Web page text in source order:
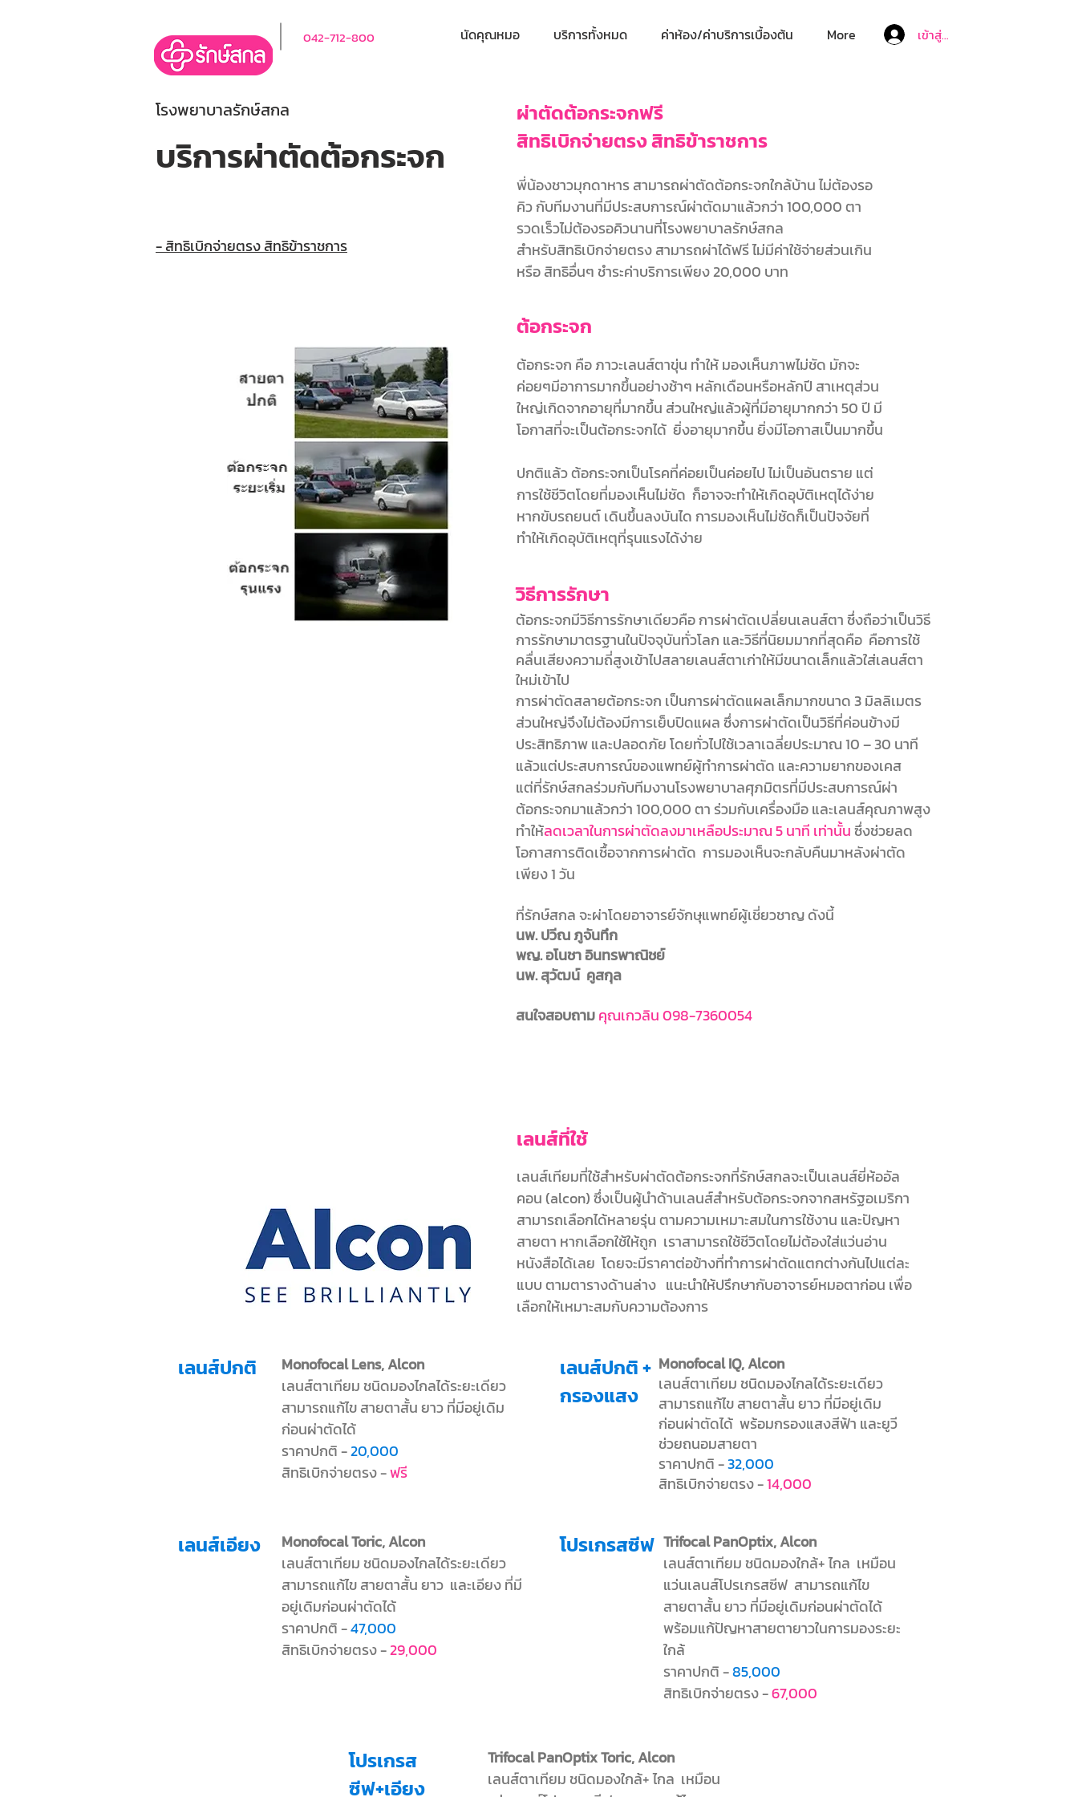
042-712-800 นัดคุณหมอ บริการทั้งหมด ค่าห้อง/ค่าบริการเบื้องต้น More เข้าสู่ระบบ
โรงพยาบาลรักษ์สกล
บริการผ่าตัดต้อกระจก
- สิทธิเบิกจ่ายตรง สิทธิข้าราชการ
ผ่าตัดต้อกระจกฟรี
สิทธิเบิกจ่ายตรง สิทธิข้าราชการ
พี่น้องชาวมุกดาหาร สามารถผ่าตัดต้อกระจกใกล้บ้าน ไม่ต้องรอ
คิวกับทีมงานที่มีประสบการณ์ผ่าตัดมาแล้วกว่า 100,000 ตา
รวดเร็วไม่ต้องรอคิวนานที่โรงพยาบาลรักษ์สกล
สำหรับสิทธิเบิกจ่ายตรง สามารถผ่าได้ฟรี ไม่มีค่าใช้จ่ายส่วนเกิน
หรือ สิทธิอื่นๆ ชำระค่าบริการเพียง 20,000 บาท
ต้อกระจก
ต้อกระจก คือ ภาวะเลนส์ตาขุ่น ทำให้ มองเห็นภาพไม่ชัด มักจะ
ค่อยๆมีอาการมากขึ้นอย่างช้าๆ หลักเดือนหรือหลักปี สาเหตุส่วน
ใหญ่เกิดจากอายุที่มากขึ้น ส่วนใหญ่แล้วผู้ที่มีอายุมากกว่า 50 ปี มี
โอกาสที่จะเป็นต้อกระจกได้ ยิ่งอายุมากขึ้น ยิ่งมีโอกาสเป็นมากขึ้น
ปกติแล้ว ต้อกระจกเป็นโรคที่ค่อยเป็นค่อยไป ไม่เป็นอันตราย แต่
การใช้ชีวิตโดยที่มองเห็นไม่ชัด ก็อาจจะทำให้เกิดอุบัติเหตุได้ง่าย
หากขับรถยนต์ เดินขึ้นลงบันได การมองเห็นไม่ชัดก็เป็นปัจจัยที่
ทำให้เกิดอุบัติเหตุที่รุนแรงได้ง่าย
วิธีการรักษา
ต้อกระจกมีวิธีการรักษาเดียวคือ การผ่าตัดเปลี่ยนเลนส์ตา ซึ่งถือว่าเป็นวิธี
การรักษามาตรฐานในปัจจุบันทั่วโลก และวิธีที่นิยมมากที่สุดคือ คือการใช้
คลื่นเสียงความถี่สูงเข้าไปสลายเลนส์ตาเก่าให้มีขนาดเล็กแล้วใส่เลนส์ตา
ใหม่เข้าไป
การผ่าตัดสลายต้อกระจก เป็นการผ่าตัดแผลเล็กมากขนาด 3 มิลลิเมตร
ส่วนใหญ่จึงไม่ต้องมีการเย็บปิดแผล ซึ่งการผ่าตัดเป็นวิธีที่ค่อนข้างมี
ประสิทธิภาพ และปลอดภัย โดยทั่วไปใช้เวลาเฉลี่ยประมาณ 10 – 30 นาที
แล้วแต่ประสบการณ์ของแพทย์ผู้ทำการผ่าตัด และความยากของเคส
แต่ที่รักษ์สกลร่วมกับทีมงานโรงพยาบาลศุภมิตรที่มีประสบการณ์ผ่า
ต้อกระจกมาแล้วกว่า 100,000 ตา ร่วมกับเครื่องมือ และเลนส์คุณภาพสูง
ทำให้ลดเวลาในการผ่าตัดลงมาเหลือประมาณ 5 นาที เท่านั้นซึ่งช่วยลด
โอกาสการติดเชื้อจากการผ่าตัด การมองเห็นจะกลับคืนมาหลังผ่าตัด
เพียง 1 วัน
ที่รักษ์สกล จะผ่าโดยอาจารย์จักษุแพทย์ผู้เชี่ยวชาญ ดังนี้
นพ. ปวีณ ภูจันทึก
พญ. อโนชา อินทรพาณิชย์
นพ. สุวัฒน์ คูสกุล
สนใจสอบถามคุณเกวลิน 098-7360054
เลนส์ที่ใช้
เลนส์เทียมที่ใช้สำหรับผ่าตัดต้อกระจกที่รักษ์สกลจะเป็นเลนส์ยี่ห้ออัล
คอน (alcon) ซึ่งเป็นผู้นำด้านเลนส์สำหรับต้อกระจกจากสหรัฐอเมริกา
สามารถเลือกได้หลายรุ่น ตามความเหมาะสมในการใช้งาน และปัญหา
สายตา หากเลือกใช้ให้ถูก เราสามารถใช้ชีวิตโดยไม่ต้องใส่แว่นอ่าน
หนังสือได้เลย โดยจะมีราคาต่อข้างที่ทำการผ่าตัดแตกต่างกันไปแต่ละ
แบบ ตามตารางด้านล่าง แนะนำให้ปรึกษากับอาจารย์หมอตาก่อน เพื่อ
เลือกให้เหมาะสมกับความต้องการ
เลนส์ปกติ
Monofocal Lens, Alcon
เลนส์ตาเทียม ชนิดมองไกลได้ระยะเดียว
สามารถแก้ไข สายตาสั้น ยาว ที่มีอยู่เดิม
ก่อนผ่าตัดได้
ราคาปกติ -20,000
สิทธิเบิกจ่ายตรง -ฟรี
เลนส์ปกติ +
กรองแสง
Monofocal IQ, Alcon
เลนส์ตาเทียม ชนิดมองไกลได้ระยะเดียว
สามารถแก้ไข สายตาสั้น ยาว ที่มีอยู่เดิม
ก่อนผ่าตัดได้ พร้อมกรองแสงสีฟ้า และยูวี
ช่วยถนอมสายตา
ราคาปกติ -32,000
สิทธิเบิกจ่ายตรง -14,000
เลนส์เอียง
Monofocal Toric, Alcon
เลนส์ตาเทียม ชนิดมองไกลได้ระยะเดียว
สามารถแก้ไข สายตาสั้น ยาว และเอียงที่มี
อยู่เดิมก่อนผ่าตัดได้
ราคาปกติ -47,000
สิทธิเบิกจ่ายตรง -29,000
โปรเกรสซีฟ Trifocal PanOptix, Alcon
เลนส์ตาเทียม ชนิดมองใกล้+ ไกล เหมือน
แว่นเลนส์โปรเกรสซีฟ สามารถแก้ไข
สายตาสั้น ยาว ที่มีอยู่เดิมก่อนผ่าตัดได้
พร้อมแก้ปัญหาสายตายาวในการมองระยะ
ใกล้
ราคาปกติ -85,000
สิทธิเบิกจ่ายตรง -67,000
โปรเกรส
ซีฟ+เอียง
Trifocal PanOptix Toric, Alcon
เลนส์ตาเทียม ชนิดมองใกล้+ ไกล เหมือน